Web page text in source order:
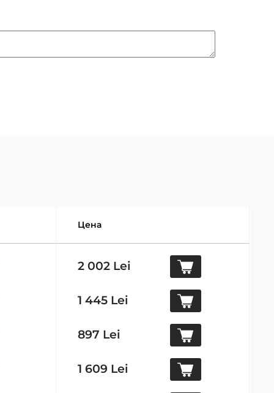
Цена
2 002 Lei
1 445 Lei
897 Lei
1 609 Lei